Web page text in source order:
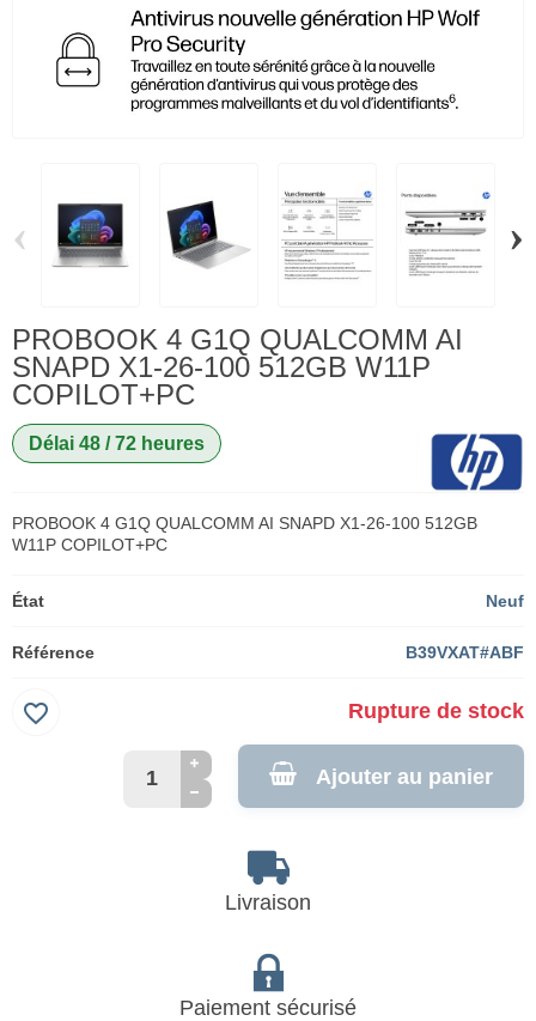
‹ ›
PROBOOK 4 G1Q QUALCOMM AI
SNAPD X1-26-100 512GB W11P
COPILOT+PC
Délai 48 / 72 heures
PROBOOK 4 G1Q QUALCOMM AI SNAPD X1-26-100 512GB
W11P COPILOT+PC
État Neuf
Référence B39VXAT#ABF
Rupture de stock
Ajouter au panier
favorite_border
Livraison
Paiement sécurisé